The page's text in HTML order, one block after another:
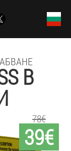
В
39€
78€